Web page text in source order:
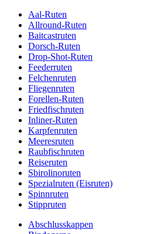
Aal-Ruten
Allround-Ruten
Baitcastruten
Dorsch-Ruten
Drop-Shot-Ruten
Feederruten
Felchenruten
Fliegenruten
Forellen-Ruten
Friedfischruten
Inliner-Ruten
Karpfenruten
Meeresruten
Raubfischruten
Reiseruten
Sbirolinoruten
Spezialruten (Eisruten)
Spinnruten
Stippruten
Abschlusskappen